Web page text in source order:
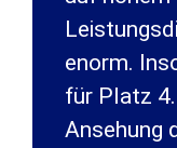
enorm.
für Platz
Ansehung